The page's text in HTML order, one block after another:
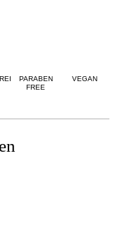
PARABEN
FREE
VEGAN